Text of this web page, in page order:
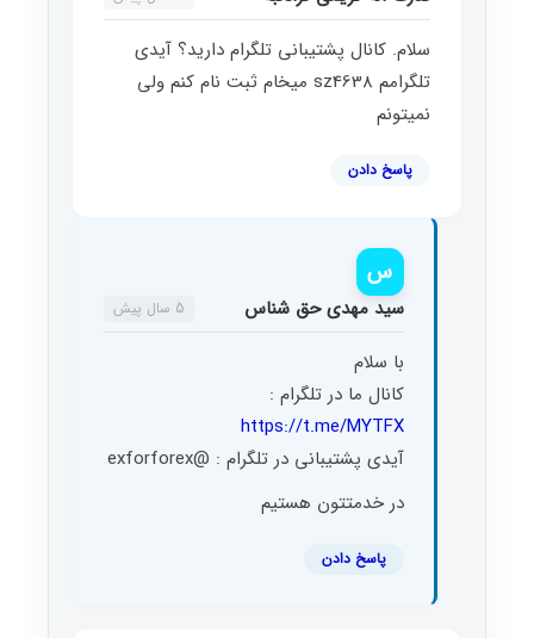
سلام. کانال پشتیبانی تلگرام دارید؟ آیدی
تلگرامم sz4638 میخام ثبت نام کنم ولی
نمیتونم
پاسخ دادن
س
سید مهدی حق شناس 5 سال پیش
با سلام
کانال ما در تلگرام :
https://t.me/MYTFX
آیدی پشتیبانی در تلگرام : @exforforex
در خدمتتون هستیم
پاسخ دادن